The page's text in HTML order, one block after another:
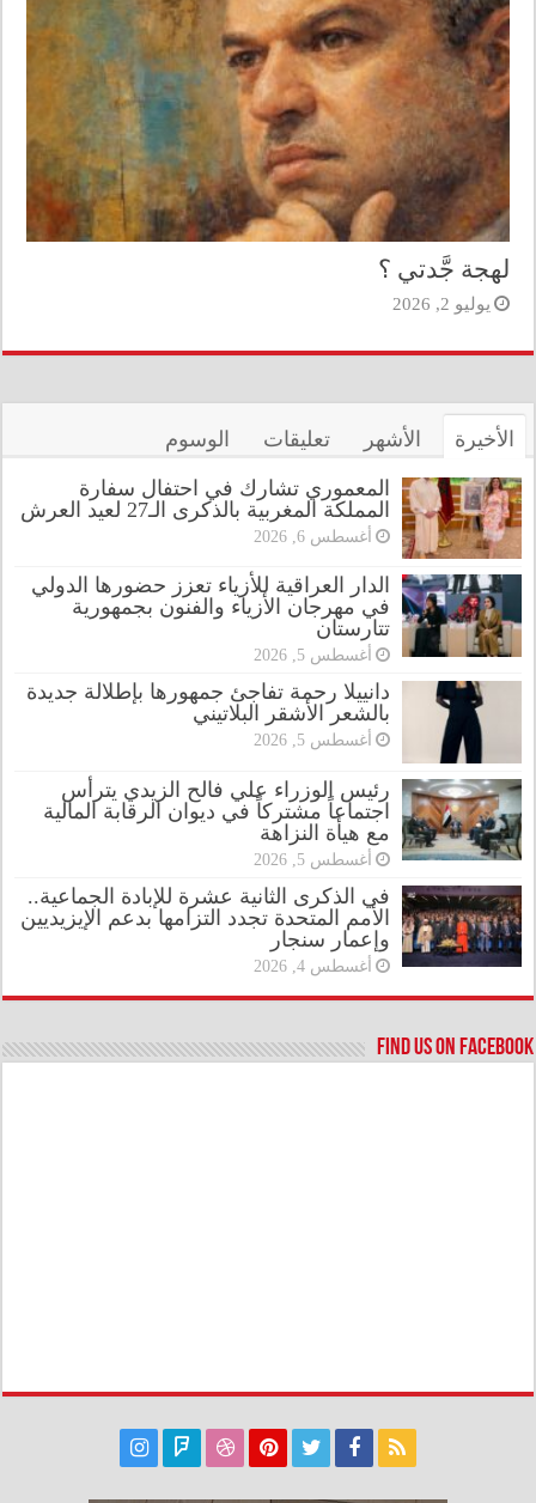
لهجة جَّدتي ؟
يوليو 2, 2026
الأخيرة الأشهر تعليقات الوسوم
المعموري تشارك في احتفال سفارة
المملكة المغربية بالذكرى الـ27 لعيد العرش
أغسطس 6, 2026
الدار العراقية للأزياء تعزز حضورها الدولي
في مهرجان الأزياء والفنون بجمهورية
تتارستان
أغسطس 5, 2026
دانييلا رحمة تفاجئ جمهورها بإطلالة جديدة
بالشعر الأشقر البلاتيني
أغسطس 5, 2026
رئيس الوزراء علي فالح الزيدي يترأس
اجتماعاً مشتركاً في ديوان الرقابة المالية
مع هيأة النزاهة
أغسطس 5, 2026
في الذكرى الثانية عشرة للإبادة الجماعية..
الأمم المتحدة تجدد التزامها بدعم الإيزيديين
وإعمار سنجار
أغسطس 4, 2026
Find us on Facebook